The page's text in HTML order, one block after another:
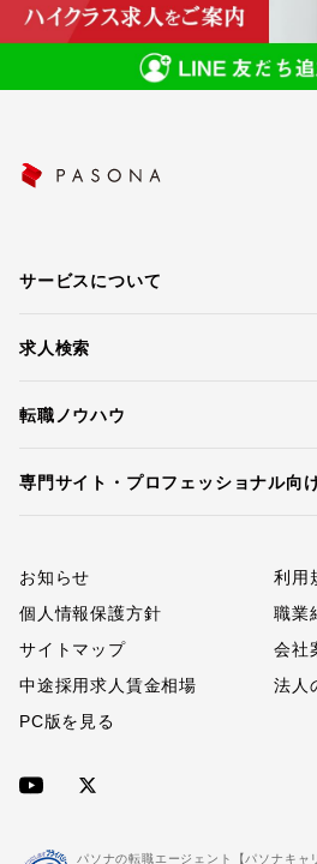
サービスについて
求人検索
転職ノウハウ
専門サイト・プロフェッショナル向
お知らせ
利用
個人情報保護方針
職業
サイトマップ
会社
中途採用求人賃金相場
法人
PC版を見る
パソナの転職エージェント【パソナキャ